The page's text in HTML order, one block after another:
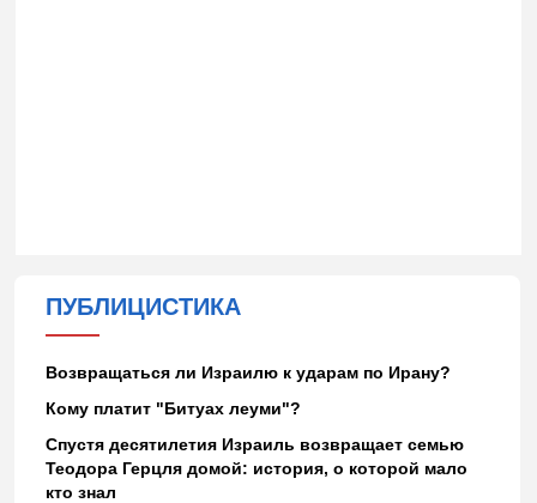
ПУБЛИЦИСТИКА
Возвращаться ли Израилю к ударам по Ирану?
Кому платит "Битуах леуми"?
Спустя десятилетия Израиль возвращает семью
Теодора Герцля домой: история, о которой мало
кто знал